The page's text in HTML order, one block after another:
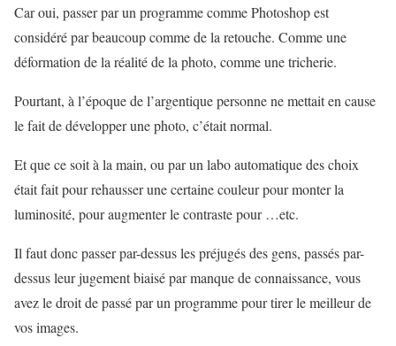
Car oui, passer par un programme comme Photoshop est
considéré par beaucoup comme de la retouche. Comme une
déformation de la réalité de la photo, comme une tricherie.
Pourtant, à l’époque de l’argentique personne ne mettait en cause
le fait de développer une photo, c’était normal.
Et que ce soit à la main, ou par un labo automatique des choix
était fait pour rehausser une certaine couleur pour monter la
luminosité, pour augmenter le contraste pour …etc.
Il faut donc passer par-dessus les préjugés des gens, passés par-
dessus leur jugement biaisé par manque de connaissance, vous
avez le droit de passé par un programme pour tirer le meilleur de
vos images.